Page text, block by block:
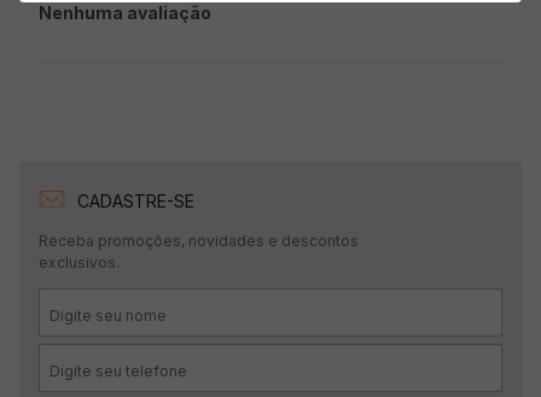
Nenhuma avaliação
CADASTRE-SE
Receba promoções, novidades e descontos
exclusivos.